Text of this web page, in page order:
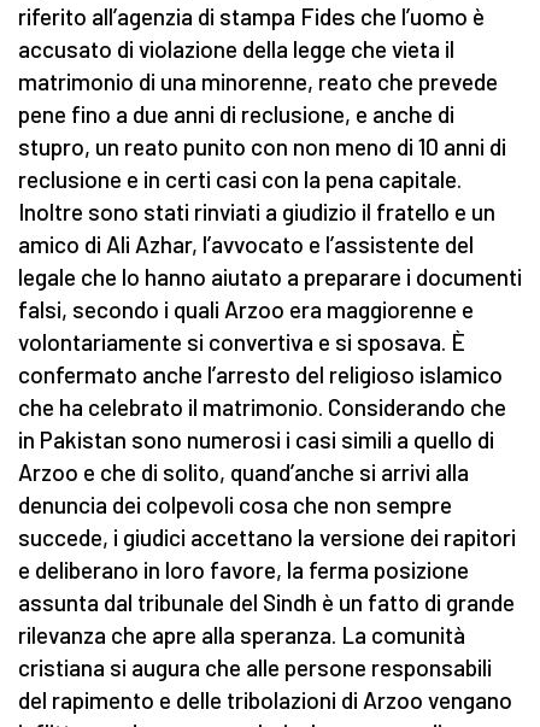
riferito all’agenzia di stampa Fides che l’uomo è
accusato di violazione della legge che vieta il
matrimonio di una minorenne, reato che prevede
pene fino a due anni di reclusione, e anche di
stupro, un reato punito con non meno di 10 anni di
reclusione e in certi casi con la pena capitale.
Inoltre sono stati rinviati a giudizio il fratello e un
amico di Ali Azhar, l’avvocato e l’assistente del
legale che lo hanno aiutato a preparare i documenti
falsi, secondo i quali Arzoo era maggiorenne e
volontariamente si convertiva e si sposava. È
confermato anche l’arresto del religioso islamico
che ha celebrato il matrimonio. Considerando che
in Pakistan sono numerosi i casi simili a quello di
Arzoo e che di solito, quand’anche si arrivi alla
denuncia dei colpevoli cosa che non sempre
succede, i giudici accettano la versione dei rapitori
e deliberano in loro favore, la ferma posizione
assunta dal tribunale del Sindh è un fatto di grande
rilevanza che apre alla speranza. La comunità
cristiana si augura che alle persone responsabili
del rapimento e delle tribolazioni di Arzoo vengano